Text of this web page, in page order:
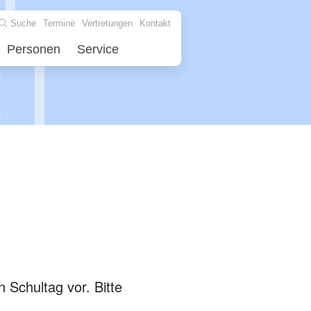
Suche Termine Vertretungen Kontakt
Personen Service
Schultag vor. Bitte